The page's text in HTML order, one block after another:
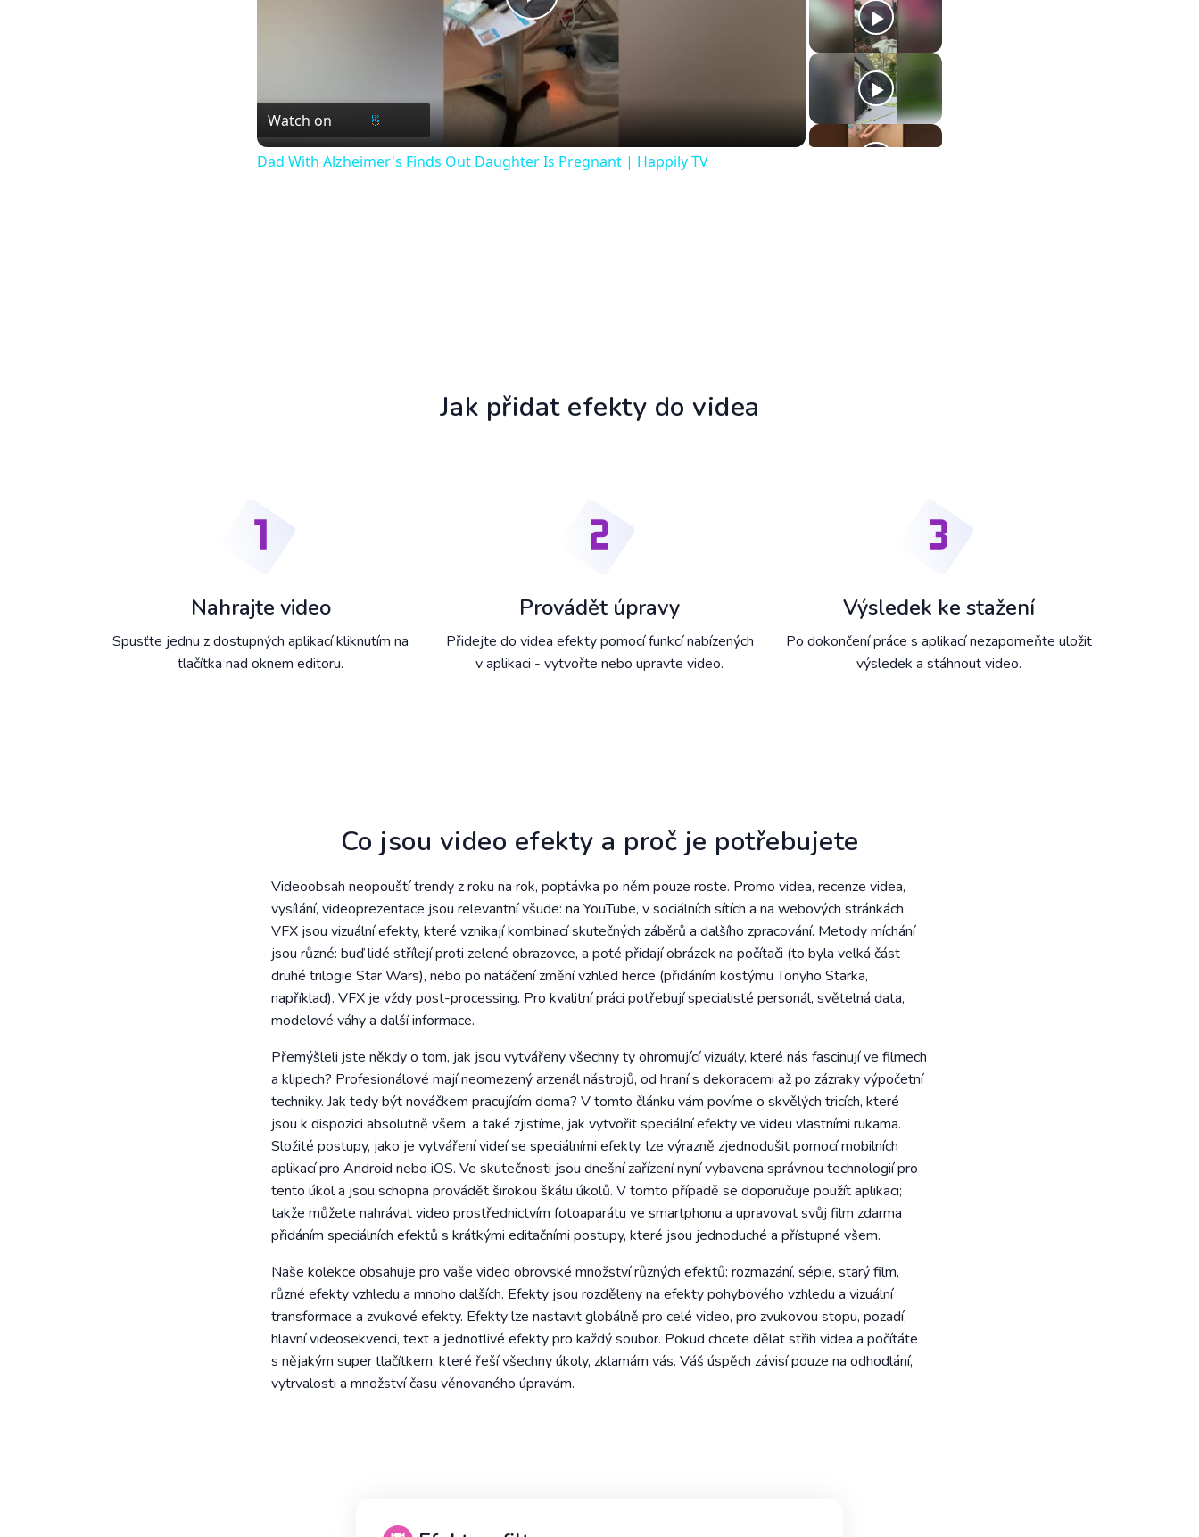
Play
Video
Watch on
Dad With Alzheimer's Finds Out Daughter Is Pregnant | Happily TV
Jak přidat efekty do videa
Nahrajte video
Spusťte jednu z dostupných aplikací kliknutím na
tlačítka nad oknem editoru.
Provádět úpravy
Přidejte do videa efekty pomocí funkcí nabízených
v aplikaci - vytvořte nebo upravte video.
Výsledek ke stažení
Po dokončení práce s aplikací nezapomeňte uložit
výsledek a stáhnout video.
Co jsou video efekty a proč je potřebujete
Videoobsah neopouští trendy z roku na rok, poptávka po něm pouze roste. Promo videa, recenze videa,
vysílání, videoprezentace jsou relevantní všude: na YouTube, v sociálních sítích a na webových stránkách.
VFX jsou vizuální efekty, které vznikají kombinací skutečných záběrů a dalšího zpracování. Metody míchání
jsou různé: buď lidé střílejí proti zelené obrazovce, a poté přidají obrázek na počítači (to byla velká část
druhé trilogie Star Wars), nebo po natáčení změní vzhled herce (přidáním kostýmu Tonyho Starka,
například). VFX je vždy post-processing. Pro kvalitní práci potřebují specialisté personál, světelná data,
modelové váhy a další informace.
Přemýšleli jste někdy o tom, jak jsou vytvářeny všechny ty ohromující vizuály, které nás fascinují ve filmech
a klipech? Profesionálové mají neomezený arzenál nástrojů, od hraní s dekoracemi až po zázraky výpočetní
techniky. Jak tedy být nováčkem pracujícím doma? V tomto článku vám povíme o skvělých tricích, které
jsou k dispozici absolutně všem, a také zjistíme, jak vytvořit speciální efekty ve videu vlastními rukama.
Složité postupy, jako je vytváření videí se speciálními efekty, lze výrazně zjednodušit pomocí mobilních
aplikací pro Android nebo iOS. Ve skutečnosti jsou dnešní zařízení nyní vybavena správnou technologií pro
tento úkol a jsou schopna provádět širokou škálu úkolů. V tomto případě se doporučuje použít aplikaci;
takže můžete nahrávat video prostřednictvím fotoaparátu ve smartphonu a upravovat svůj film zdarma
přidáním speciálních efektů s krátkými editačními postupy, které jsou jednoduché a přístupné všem.
Naše kolekce obsahuje pro vaše video obrovské množství různých efektů: rozmazání, sépie, starý film,
různé efekty vzhledu a mnoho dalších. Efekty jsou rozděleny na efekty pohybového vzhledu a vizuální
transformace a zvukové efekty. Efekty lze nastavit globálně pro celé video, pro zvukovou stopu, pozadí,
hlavní videosekvenci, text a jednotlivé efekty pro každý soubor. Pokud chcete dělat střih videa a počítáte
s nějakým super tlačítkem, které řeší všechny úkoly, zklamám vás. Váš úspěch závisí pouze na odhodlání,
vytrvalosti a množství času věnovaného úpravám.